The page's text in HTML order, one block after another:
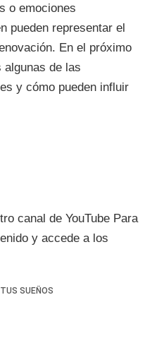
o emociones
pueden representar el
En el próximo
algunas de las
y cómo pueden influir
canal de YouTube Para
y accede a los